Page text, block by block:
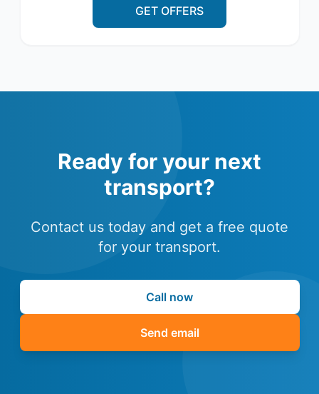
GET OFFERS
Ready for your next
transport?
Contact us today and get a free quote
for your transport.
Call now
Send email